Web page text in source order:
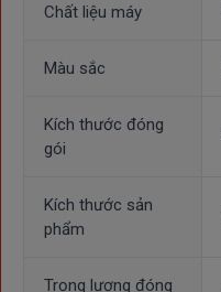
Chất liệu máy
Màu sắc
Kích thước đóng
gói
Kích thước sản
phẩm
Trọng lượng đóng